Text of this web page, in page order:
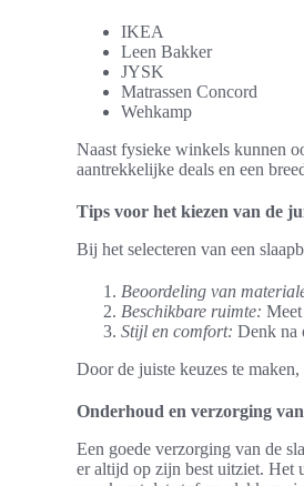
IKEA
Leen Bakker
JYSK
Matrassen Concord
Wehkamp
Naast fysieke winkels kunnen
aantrekkelijke deals en een
Tips voor het kiezen van de
Bij het selecteren van een
Beoordeling van
Beschikbare ruimte:
Stijl en comfort: Denk na
Door de juiste keuzes te
Onderhoud en verzorging
Een goede verzorging van de
er altijd op zijn best uitziet. Het